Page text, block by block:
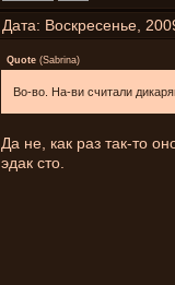
Дата: Воскресенье,
Quote (Sabrina)
Во-во. На-ви считали
Да не, как раз так-то
эдак сто.